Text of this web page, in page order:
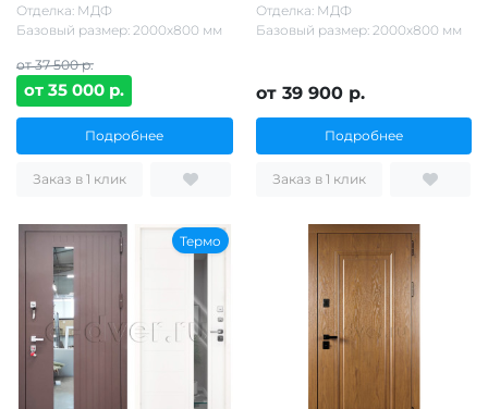
Отделка: МДФ
Базовый размер: 2000х800 мм
от 37 500 р.
от 35 000 р.
Подробнее
Заказ в 1 клик
Отделка: МДФ
Базовый размер: 2000х800 мм
от 39 900 р.
Подробнее
Заказ в 1 клик
Термо